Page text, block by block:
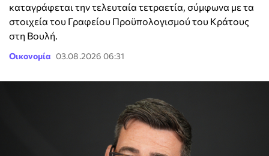
καταγράφεται την τελευταία τετραετία, σύμφωνα με τα
στοιχεία του Γραφείου Προϋπολογισμού του Κράτους
στη Βουλή.
Οικονομία 03.08.2026 06:31